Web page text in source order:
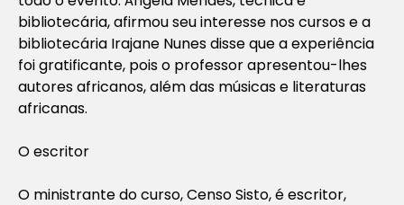
bibliotecária, afirmou seu interesse nos cursos e a
bibliotecária Irajane Nunes disse que a experiência
foi gratificante, pois o professor apresentou-lhes
autores africanos, além das músicas e literaturas
africanas.
O escritor
O ministrante do curso, Censo Sisto, é escritor,